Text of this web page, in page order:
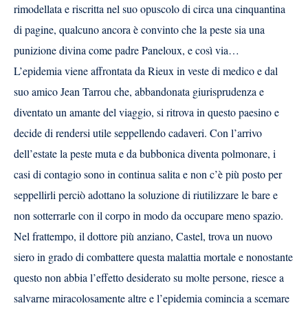
rimodellata e riscritta nel suo opuscolo di circa una cinquantina
di pagine, qualcuno ancora è convinto che la peste sia una
punizione divina come padre Paneloux, e così via…
L’epidemia viene affrontata da Rieux in veste di medico e dal
suo amico Jean Tarrou che, abbandonata giurisprudenza e
diventato un amante del viaggio, si ritrova in questo paesino e
decide di rendersi utile seppellendo cadaveri. Con l’arrivo
dell’estate la peste muta e da bubbonica diventa polmonare, i
casi di contagio sono in continua salita e non c’è più posto per
seppellirli perciò adottano la soluzione di riutilizzare le bare e
non sotterrarle con il corpo in modo da occupare meno spazio.
Nel frattempo, il dottore più anziano, Castel, trova un nuovo
siero in grado di combattere questa malattia mortale e nonostante
questo non abbia l’effetto desiderato su molte persone, riesce a
salvarne miracolosamente altre e l’epidemia comincia a scemare